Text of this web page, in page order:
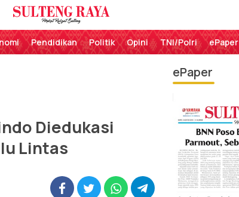
Sulteng Raya
Perekat Rakyat Sulteng
Pendidikan Politik Opini TNI/Polri ePaper
Diedukasi
Lintas
ePaper